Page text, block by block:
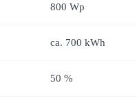
800 Wp
ca. 700 kWh
50 %